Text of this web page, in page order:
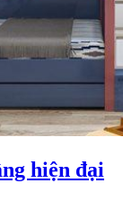
hiện đại